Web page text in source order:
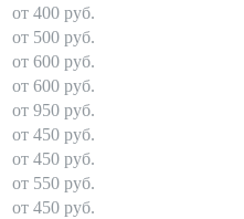
от 400 руб.
от 500 руб.
от 600 руб.
от 600 руб.
от 950 руб.
от 450 руб.
от 450 руб.
от 550 руб.
от 450 руб.